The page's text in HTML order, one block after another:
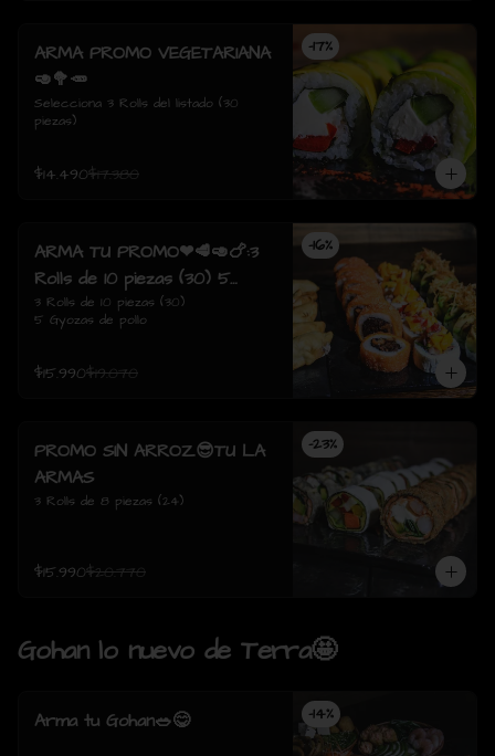
Salmon, queso crema, ciboulette,
envuelto en palta
-17%
ARMA PROMO VEGETARIANA
🥑🥦🥕
Selecciona 3 Rolls del listado (30
piezas)
$14.490$17.380
-16%
ARMA TU PROMO❤🥩🥑🍗:3
Rolls de 10 piezas (30) 5
Gyozas de pollo
3 Rolls de 10 piezas (30)
5 Gyozas de pollo
$15.990$19.070
-23%
PROMO SIN ARROZ😎TU LA
ARMAS
3 Rolls de 8 piezas (24)
$15.990$20.770
Gohan lo nuevo de Terra🤩
-14%
Arma tu Gohan🥗😋